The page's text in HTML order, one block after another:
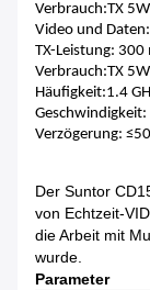
Verbrauch:TX
Video und
TX-Leistung:
Verbrauch:TX
Häufigkeit:1.4
Verzögerung:
Der Suntor
von Echtzeit-
die Arbeit mit
wurde.
Parameter